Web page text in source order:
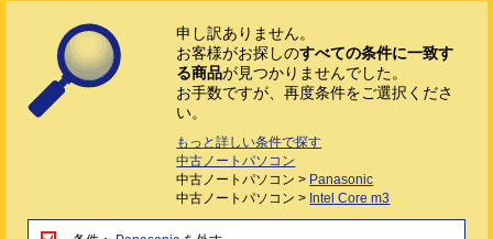
申し訳ありません。
お客様がお探しのすべての条件に一致す
る商品が見つかりませんでした。
お手数ですが、再度条件をご選択くださ
い。
もっと詳しい条件で探す
中古ノートパソコン
中古ノートパソコン > Panasonic
中古ノートパソコン > Intel Core m3